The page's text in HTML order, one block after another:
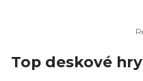
Top deskové hry